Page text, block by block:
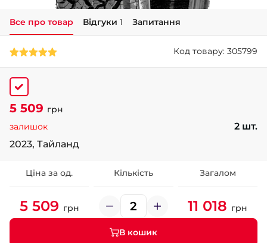
+38 (050)-911-911-2
+38 (099)-643-33-77
Все про товар Відгуки 1 Запитання
Код товару: 305799
5 509 грн
залишок
2 шт.
2023, Тайланд
Ціна за од. Кількість Загалом
5 509 грн 11 018 грн
В кошик